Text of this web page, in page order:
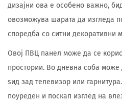
дизајни ова е особено важно,
овозможува шарата да изгледа
споредба со ситни декоративни
Овој ПВЦ панел може да се
простории. Во дневна соба може
ѕид зад телевизор или
поуреден и поскап изглед на